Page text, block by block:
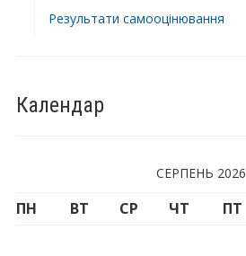
Результати самооцінювання
Календар
СЕРПЕНЬ 2026
ПН ВТ СР ЧТ ПТ